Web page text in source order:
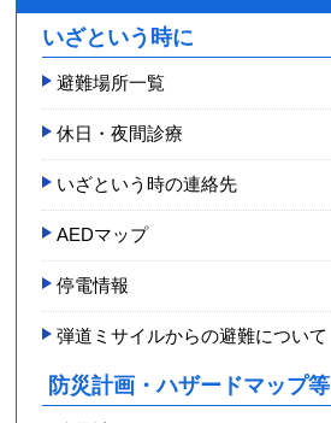
いざという時に
避難場所一覧
休日・夜間診療
いざという時の連絡先
AEDマップ
停電情報
弾道ミサイルからの避難について
防災計画・ハザードマップ等